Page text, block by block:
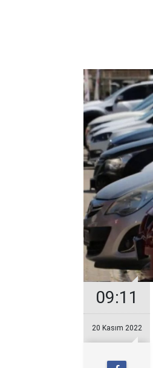
09:11
20 Kasım 2022